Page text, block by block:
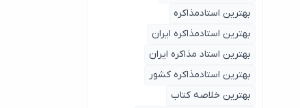
بهترین استادمذاکره
بهترین استادمذاکره ایران
بهترین استاد مذاکره ایران
بهترین استادمذاکره کشور
بهترین خلاصه کتاب